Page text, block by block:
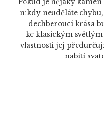
Pokud je nějaký
nikdy neuděláte
dechberoucí krása
ke klasickým
vlastnosti jej
nabití